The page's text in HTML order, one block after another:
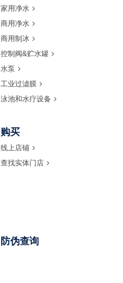
家用净水
商用净水
商用制冰
控制阀&贮水罐
水泵
工业过滤膜
泳池和水疗设备
购买
线上店铺
查找实体门店
防伪查询